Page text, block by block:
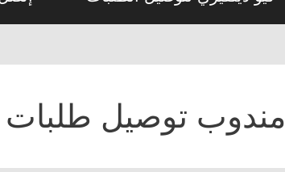
مندوب توصيل طلبات